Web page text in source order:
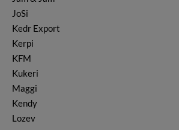
JoSi
Kedr Export
Kerpi
KFM
Kukeri
Maggi
Kendy
Lozev